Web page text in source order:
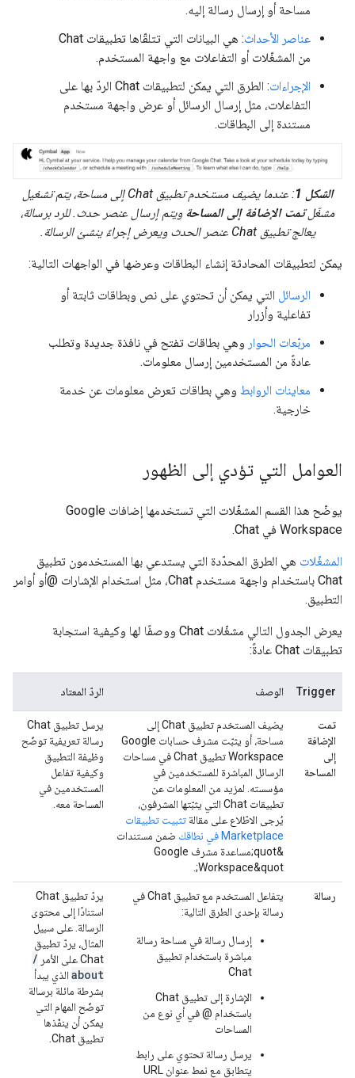
مساحة أو إرسال رسالة إليه.
عناصر الأحداث
: هي البيانات التي تتلقّاها تطبيقات Chat
من المشغّلات أو التفاعلات مع واجهة المستخدم.
الإجراءات
: الطرق التي يمكن لتطبيقات Chat الردّ بها على
التفاعلات، مثل إرسال الرسائل أو عرض واجهة مستخدم
مستندة إلى البطاقات.
الشكل 1
: عندما يضيف مستخدم تطبيق Chat إلى مساحة، يتم تشغيل
مشغّلتمت الإضافة إلى المساحة ويتم إرسال عنصر حدث. للرد برسالة،
يعالج تطبيق Chat عنصر الحدث ويعرض إجراءً ينشئ الرسالة.
يمكن لتطبيقات المحادثة إنشاء البطاقات وعرضها في الواجهات التالية:
الرسائل التي يمكن أن تحتوي على نص وبطاقات ثابتة أو
تفاعلية وأزرار
مربّعات الحوار وهي بطاقات تفتح في نافذة جديدة وتطلب
عادةً من المستخدمين إرسال معلومات.
معاينات الروابط وهي بطاقات تعرض معلومات عن خدمة
خارجية.
العوامل التي تؤدي إلى الظهور
يوضّح هذا القسم المشغّلات التي تستخدمها إضافات Google
Workspace في Chat.
المشغّلات هي الطرق المحدّدة التي يستدعي بها المستخدمون تطبيق
Chat باستخدام واجهة مستخدم Chat، مثل استخدام الإشارات @أو أوامر
التطبيق.
يعرض الجدول التالي مشغّلات Chat ووصفًا لها وكيفية استجابة
تطبيقات Chat عادةً:
Trigger الوصف الردّ المعتاد
تمت
الإضافة
إلى
المساحة
يضيف المستخدم تطبيق Chat إلى
مساحة، أو يثبّت مشرف حسابات Google
Workspace تطبيق Chat في مساحات
الرسائل المباشرة للمستخدمين في
مؤسسته. لمزيد من المعلومات عن
تطبيقات Chat التي يثبّتها المشرفون،
يُرجى الاطّلاع على مقالة تثبيت تطبيقات
Marketplace في نطاقك
ضمن مستندات
&quot;مساعدة مشرف Google
Workspace&quot;.
يرسل تطبيق Chat
رسالة تعريفية توضّح
وظيفة التطبيق
وكيفية تفاعل
المستخدمين في
المساحة معه.
رسالة
يتفاعل المستخدم مع تطبيق Chat في
رسالة بإحدى الطرق التالية:
إرسال رسالة في مساحة رسالة
مباشرة باستخدام تطبيق
Chat
الإشارة إلى تطبيق Chat
باستخدام @ في أي نوع من
المساحات
يرسل رسالة تحتوي على رابط
يتطابق مع نمط عنوان URL
يردّ تطبيق Chat
استنادًا إلى محتوى
الرسالة. على سبيل
المثال، يردّ تطبيق
Chat على الأمر
/
about الذي يبدأ
بشرطة مائلة برسالة
توضّح المهام التي
يمكن أن ينفّذها
تطبيق Chat.